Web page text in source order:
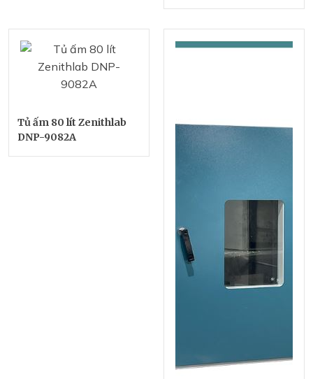
Tủ ấm 80 lít Zenithlab
DNP-9082A